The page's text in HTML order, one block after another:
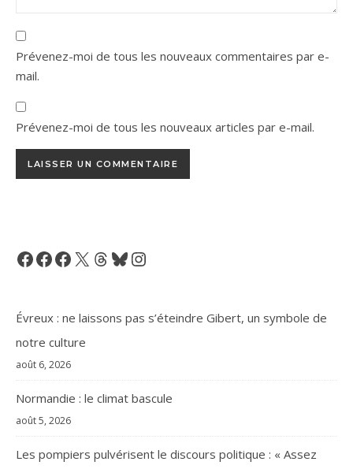
Prévenez-moi de tous les nouveaux commentaires par e-
mail.
Prévenez-moi de tous les nouveaux articles par e-mail.
Facebook
Facebook
Facebook
X Threads
BlueskyInstagram
Évreux : ne laissons pas s’éteindre Gibert, un symbole de
notre culture
août 6, 2026
Normandie : le climat bascule
août 5, 2026
Les pompiers pulvérisent le discours politique : « Assez